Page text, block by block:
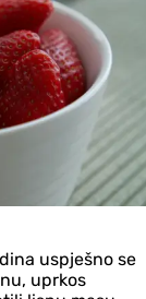
uspješno se
uprkos